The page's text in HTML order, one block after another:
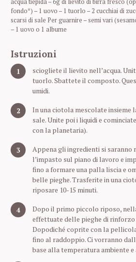
fondo*) – 1 uovo – 1 tuorlo – 2 cucchiai di
scarsi di sale Per guarnire – semi vari
– 1 uovo o 1 albume
Istruzioni
sciogliete il lievito nell’acqua.
tuorlo. Sbattete il composto.
umidi.
In una ciotola mescolate insieme
sale. Unite poi i liquidi e
con la planetaria).
Appena gli ingredienti si saranno
l’impasto sul piano di lavoro e
fino a formare una palla liscia e
belle pieghe. Trasferite in una
riposare 10-15 minuti.
Dopo il primo piccolo riposo,
effettuate delle pieghe di rinforzo
Dopodiché coprite con la
fino al raddoppio. Ci vorranno
base alla temperatura ambiente